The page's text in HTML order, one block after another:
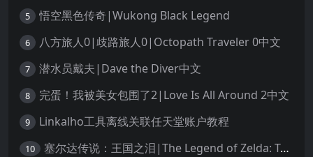
5 悟空黑色传奇|Wukong Black Legend
6 八方旅人0|歧路旅人0|Octopath Traveler 0中文
7 潜水员戴夫|Dave the Diver中文
8 完蛋！我被美女包围了2|Love Is All Around 2中文
9 Linkalho工具离线关联任天堂账户教程
10 塞尔达传说：王国之泪|The Legend of Zelda: Tears of the Kingdom中文